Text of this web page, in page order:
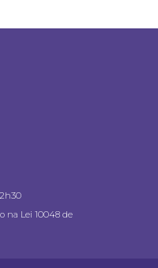
na Lei 10048 de